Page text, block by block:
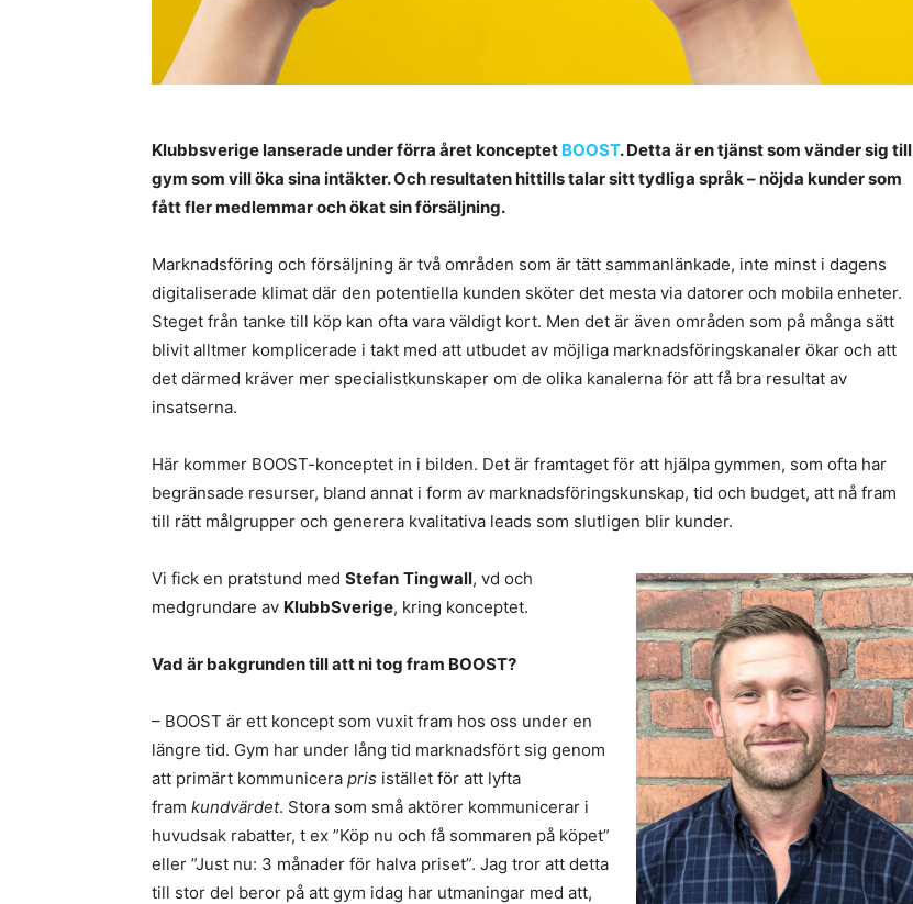
Klubbsverige lanserade under förra året konceptet BOOST. Detta är en tjänst som vänder sig till
gym som vill öka sina intäkter. Och resultaten hittills talar sitt tydliga språk – nöjda kunder som
fått fler medlemmar och ökat sin försäljning.
Marknadsföring och försäljning är två områden som är tätt sammanlänkade, inte minst i dagens
digitaliserade klimat där den potentiella kunden sköter det mesta via datorer och mobila enheter.
Steget från tanke till köp kan ofta vara väldigt kort. Men det är även områden som på många sätt
blivit alltmer komplicerade i takt med att utbudet av möjliga marknadsföringskanaler ökar och att
det därmed kräver mer specialistkunskaper om de olika kanalerna för att få bra resultat av
insatserna.
Här kommer BOOST-konceptet in i bilden. Det är framtaget för att hjälpa gymmen, som ofta har
begränsade resurser, bland annat i form av marknadsföringskunskap, tid och budget, att nå fram
till rätt målgrupper och generera kvalitativa leads som slutligen blir kunder.
Vi fick en pratstund med Stefan Tingwall, vd och
medgrundare av KlubbSverige, kring konceptet.
Vad är bakgrunden till att ni tog fram BOOST?
– BOOST är ett koncept som vuxit fram hos oss under en
längre tid. Gym har under lång tid marknadsfört sig genom
att primärt kommunicera pris istället för att lyfta
fram kundvärdet. Stora som små aktörer kommunicerar i
huvudsak rabatter, t ex ”Köp nu och få sommaren på köpet”
eller ”Just nu: 3 månader för halva priset”. Jag tror att detta
till stor del beror på att gym idag har utmaningar med att,